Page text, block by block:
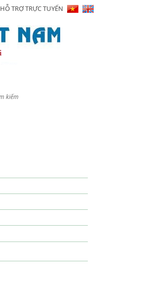
HỖ TRỢ TRỰC TUYẾN